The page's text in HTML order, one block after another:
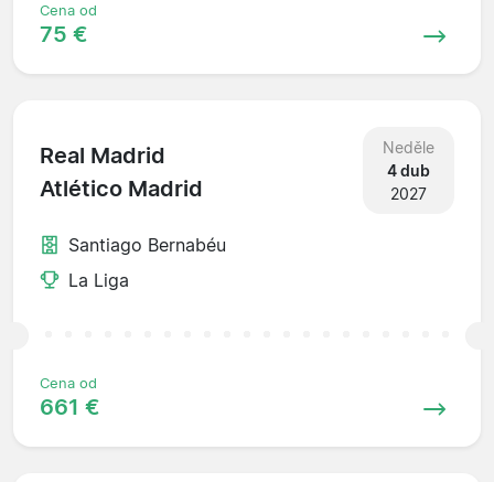
Cena od
75 €
Real Madrid
Atlético Madrid
Neděle
4 dub
2027
Santiago Bernabéu
La Liga
Cena od
661 €